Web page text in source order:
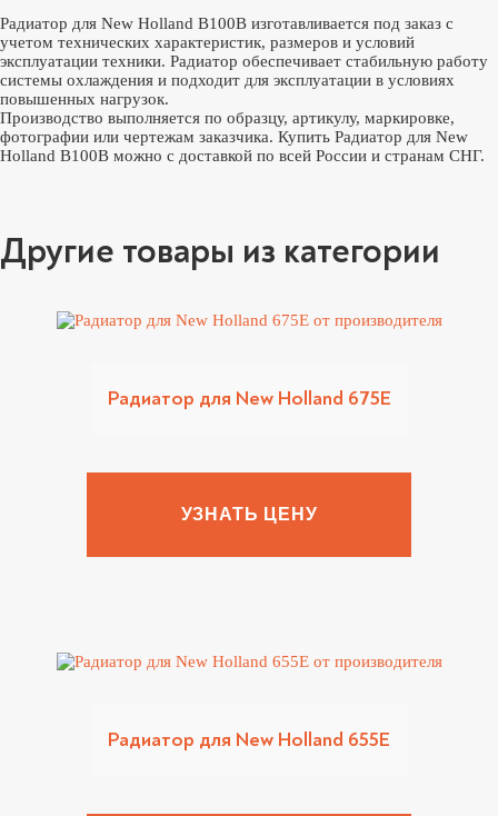
Радиатор для New Holland B100B изготавливается под заказ с
учетом технических характеристик, размеров и условий
эксплуатации техники. Радиатор обеспечивает стабильную работу
системы охлаждения и подходит для эксплуатации в условиях
повышенных нагрузок.
Производство выполняется по образцу, артикулу, маркировке,
фотографии или чертежам заказчика. Купить Радиатор для New
Holland B100B можно с доставкой по всей России и странам СНГ.
Другие товары из категории
Радиатор для New Holland 675E
УЗНАТЬ ЦЕНУ
Радиатор для New Holland 655E